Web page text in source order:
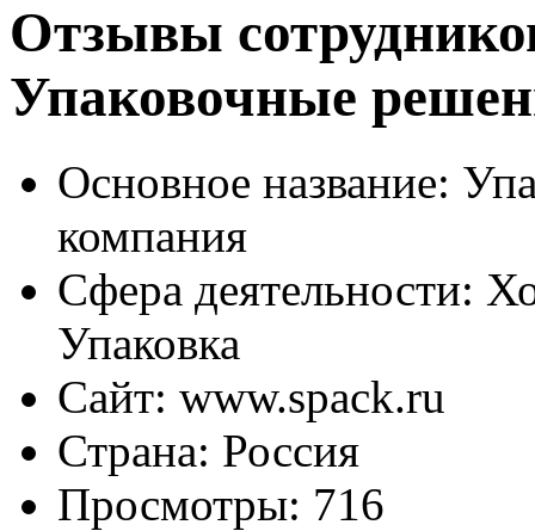
Отзывы
Упаковочные
Основное название:
компания
Сфера деятельности:
Упаковка
Сайт: www.spack.ru
Страна: Россия
Просмотры: 716